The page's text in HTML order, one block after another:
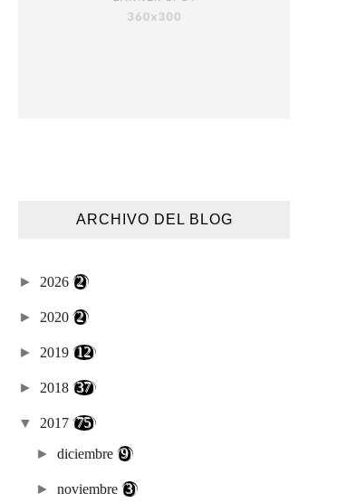
ARCHIVO DEL BLOG
► 2026 (2)
► 2020 (2)
► 2019 (12)
► 2018 (37)
▼ 2017 (75)
►diciembre(9)
►noviembre(3)